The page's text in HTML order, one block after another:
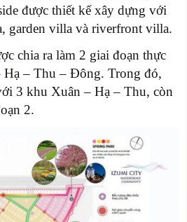
được thiết kế xây dựng với
garden villa và riverfront villa.
chia ra làm 2 giai đoạn thực
– Thu – Đông. Trong đó,
3 khu Xuân – Hạ – Thu, còn
2.